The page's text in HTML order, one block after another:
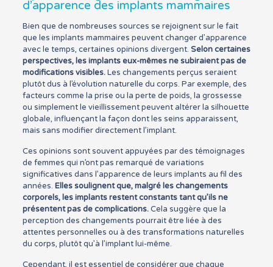
d’apparence des implants mammaires
Bien que de nombreuses sources se rejoignent sur le fait
que les implants mammaires peuvent changer d’apparence
avec le temps, certaines opinions divergent. Selon certaines
perspectives, les implants eux-mêmes ne subiraient pas de
modifications visibles.Les changements perçus seraient
plutôt dus à l’évolution naturelle du corps. Par exemple, des
facteurs comme la prise ou la perte de poids, la grossesse
ou simplement le vieillissement peuvent altérer la silhouette
globale, influençant la façon dont les seins apparaissent,
mais sans modifier directement l’implant.
Ces opinions sont souvent appuyées par des témoignages
de femmes qui n’ont pas remarqué de variations
significatives dans l’apparence de leurs implants au fil des
années. Elles soulignent que, malgré les changements
corporels, les implants restent constants tant qu’ils ne
présentent pas de complications.Cela suggère que la
perception des changements pourrait être liée à des
attentes personnelles ou à des transformations naturelles
du corps, plutôt qu’à l’implant lui-même.
Cependant, il est essentiel de considérer que chaque